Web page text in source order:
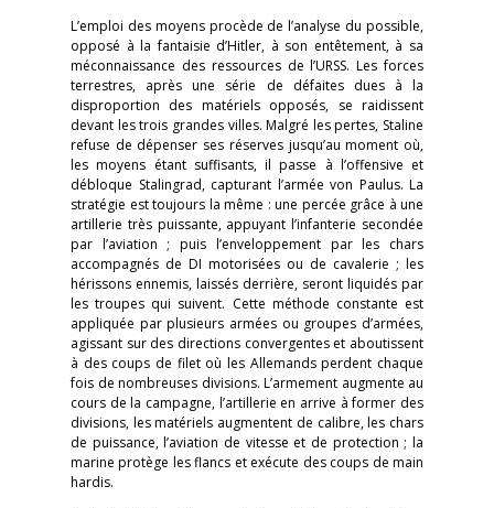
L’emploi des moyens procède de l’analyse du possible,
opposé à la fantaisie d’Hitler, à son entêtement, à sa
méconnaissance des ressources de l’URSS. Les forces
terrestres, après une série de défaites dues à la
disproportion des matériels opposés, se raidissent
devant les trois grandes villes. Malgré les pertes, Staline
refuse de dépenser ses réserves jusqu’au moment où,
les moyens étant suffisants, il passe à l’offensive et
débloque Stalingrad, capturant l’armée von Paulus. La
stratégie est toujours la même : une percée grâce à une
artillerie très puissante, appuyant l’infanterie secondée
par l’aviation ; puis l’enveloppement par les chars
accompagnés de DI motorisées ou de cavalerie ; les
hérissons ennemis, laissés derrière, seront liquidés par
les troupes qui suivent. Cette méthode constante est
appliquée par plusieurs armées ou groupes d’armées,
agissant sur des directions convergentes et aboutissent
à des coups de filet où les Allemands perdent chaque
fois de nombreuses divisions. L’armement augmente au
cours de la campagne, l’artillerie en arrive à former des
divisions, les matériels augmentent de calibre, les chars
de puissance, l’aviation de vitesse et de protection ; la
marine protège les flancs et exécute des coups de main
hardis.